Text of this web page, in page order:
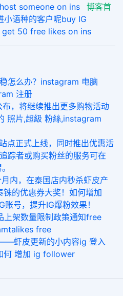
someone on ins
博客首
小语种的客户呢buy IG
50 free likes on ins
怎么办？instagram 电脑
注册
，将继续推出更多购物活动
照片,超級 粉絲,instagram
点正式上线，同时推出优惠活
踪者或购买粉丝的服务可在
内，在泰国店内秒杀虾皮产
的优惠券大奖！如何增加
号，提升IG爆粉效果！
上架数量限制政策通知free
free
虾皮更新的小内容ig 登入
何 增加 ig follower